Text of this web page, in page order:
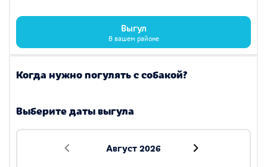
Выгул
В вашем районе
Когда нужно погулять с собакой?
Выберите даты выгула
Август 2026